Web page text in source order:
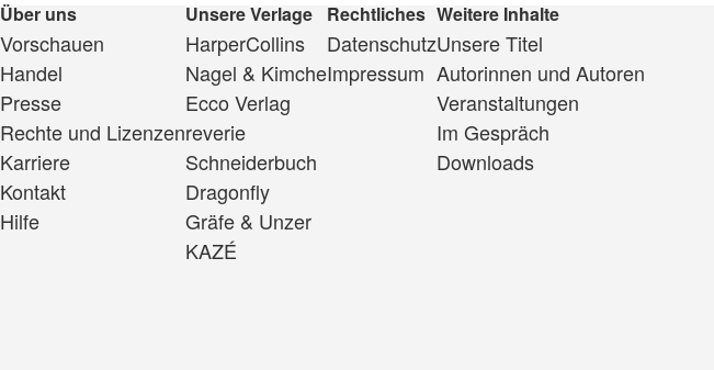
Über uns
Vorschauen
Handel
Presse
Rechte und Lizenzen
Karriere
Kontakt
Hilfe
Unsere Verlage
HarperCollins
Nagel & Kimche
Ecco Verlag
reverie
Schneiderbuch
Dragonfly
Gräfe & Unzer
KAZÉ
Rechtliches
Datenschutz
Impressum
Weitere Inhalte
Unsere Titel
Autorinnen und Autoren
Veranstaltungen
Im Gespräch
Downloads